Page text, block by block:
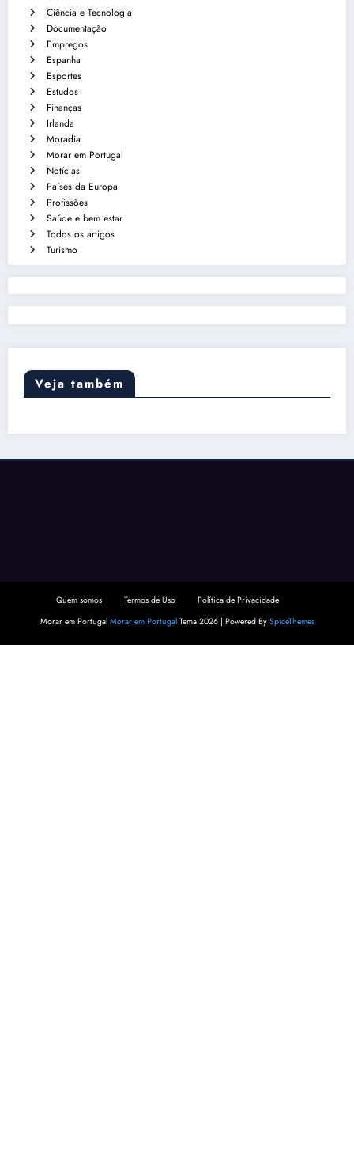
Ciência e Tecnologia
Documentação
Empregos
Espanha
Esportes
Estudos
Finanças
Irlanda
Moradia
Morar em Portugal
Notícias
Países da Europa
Profissões
Saúde e bem estar
Todos os artigos
Turismo
Veja também
Quem somos Termos de Uso
Política de Privacidade
Morar em Portugal Morar em PortugalTema 2026 | Powered By SpiceThemes